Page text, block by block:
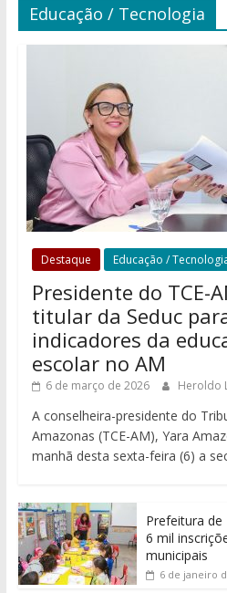
Educação / Tecnologia
Destaque Educação /
Presidente do TCE-
titular da Seduc
indicadores da
escolar no AM
6 de março de 2026 Heroldo
A conselheira-presidente do
Amazonas (TCE-AM), Yara
manhã desta sexta-feira (6) a
Prefeitura de
6 mil
municipais
6 de janeiro